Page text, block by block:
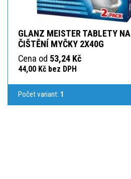
GLANZ MEISTER TABLETY NA
ČIŠTĚNÍ MYČKY 2X40G
Cena od 53,24 Kč
44,00 Kč bez DPH
Počet variant: 1